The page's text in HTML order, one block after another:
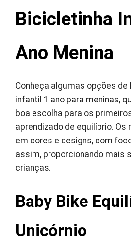
Bicicletinha
Ano Menina
Conheça algumas opções de
infantil 1 ano para meninas,
boa escolha para os
aprendizado de equilíbrio. Os
em cores e designs, com
assim, proporcionando mais
crianças.
Baby Bike
Unicórnio